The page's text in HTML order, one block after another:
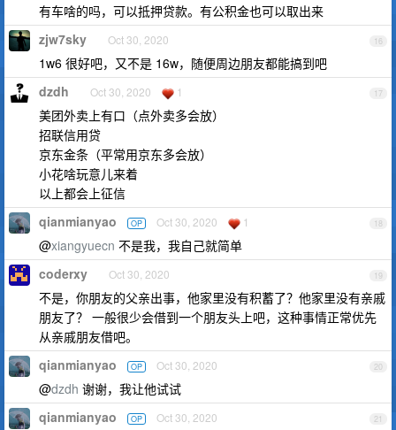
有车啥的吗，可以抵押贷款。有公积金也可以取出来
16
zjw7sky Oct 30, 2020
1w6 很好吧，又不是 16w，随便周边朋友都能搞到吧
17
dzdh Oct 30, 2020 1
美团外卖上有口（点外卖多会放）
招联信用贷
京东金条（平常用京东多会放）
小花啥玩意儿来着
以上都会上征信
18
qianmianyao OP Oct 30, 2020 1
@xiangyuecn 不是我，我自己就简单
19
coderxy Oct 30, 2020
不是，你朋友的父亲出事，他家里没有积蓄了？他家里没有亲戚
朋友了？ 一般很少会借到一个朋友头上吧，这种事情正常优先
从亲戚朋友借吧。
20
qianmianyao OP Oct 30, 2020
@dzdh 谢谢，我让他试试
21
qianmianyao OP Oct 30, 2020